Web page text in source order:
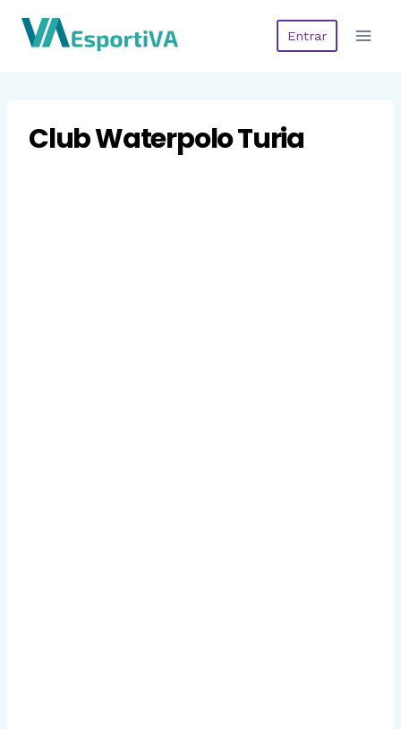
Entrar
Club Waterpolo Turia